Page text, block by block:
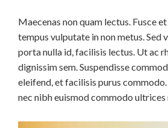
Maecenas non quam lectus. Fusce
tempus vulputate in non metus. Sed
porta nulla id, facilisis lectus. Ut ac
dignissim sem. Suspendisse
eleifend, et facilisis purus commodo.
nec nibh euismod commodo ultrices